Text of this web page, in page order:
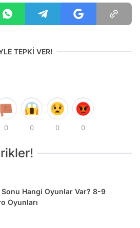
TEPKİ VER!
0 0 0 0
Hangi Oyunlar Var? 8-9
Oyunları